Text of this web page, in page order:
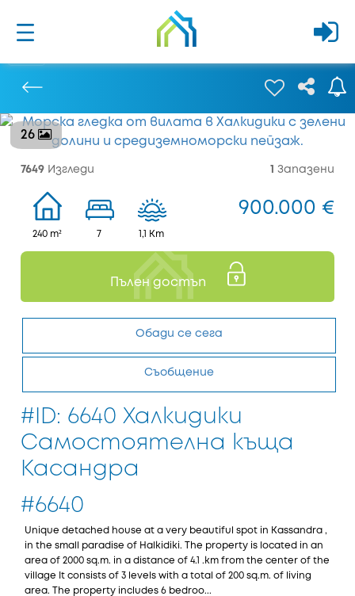
26
7649 Изгледи 1 Запазени
240 m² 7 1,1 Km
900.000 €
Пълен достъп
Обади се сега
Съобщение
#ID: 6640 Халкидики
Самостоятелна къща
Касандра
#6640
Unique detached house at a very beautiful spot in Kassandra ,
in the small paradise of Halkidiki. The property is located in an
area of 2000 sq.m. in a distance of 4.1 .km from the center of the
village It consists of 3 levels with a total of 200 sq.m. of living
area. The property includes 6 bedroo...